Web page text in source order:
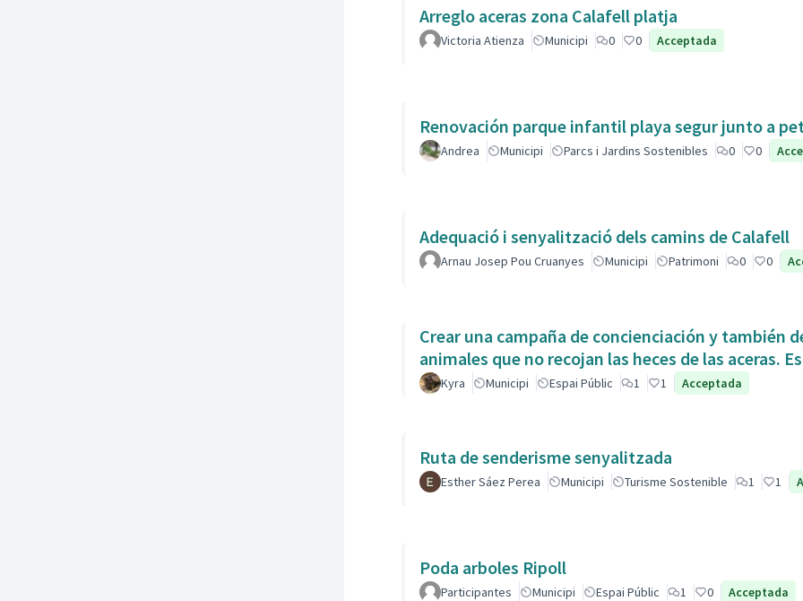
Arreglo aceras zona Calafell platja
Victoria Atienza Municipi 0 0 Acceptada
Renovación parque infantil playa segur junto a
Andrea Municipi Parcs i Jardins Sostenibles 0 0
Adequació i senyalització dels camins de Calafell
Arnau Josep Pou Cruanyes Municipi Patrimoni 0 0
Crear una campaña de concienciación y también
animales que no recojan las heces de las aceras.
Kyra Municipi Espai Públic 1 1 Acceptada
Ruta de senderisme senyalitzada
Esther Sáez Perea Municipi Turisme Sostenible 1 1
Poda arboles Ripoll
Participantes Municipi Espai Públic 1 0 Acceptada